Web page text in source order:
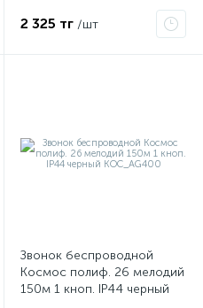
2 325 тг /шт
Звонок беспроводной
Космос полиф. 26 мелодий
150м 1 кноп. IP44 черный